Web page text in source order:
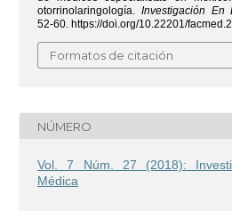
otorrinolaringología. Investigación En
52-60. https://doi.org/10.22201/
Formatos de citación
NÚMERO
Vol. 7 Núm. 27 (2018):
Médica